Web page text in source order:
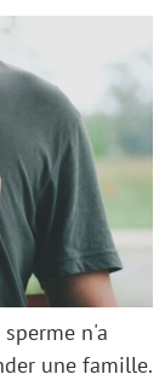
n'a
une famille.